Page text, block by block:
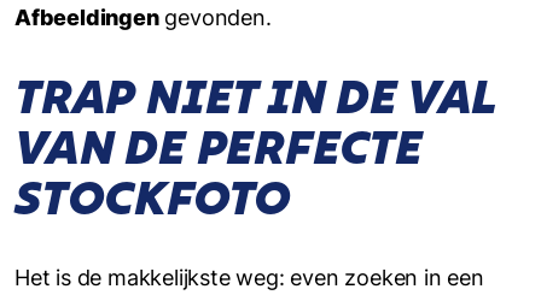
Afbeeldingengevonden.
TRAP NIET IN DE VAL
VAN DE PERFECTE
STOCKFOTO
Het is de makkelijkste weg: even zoeken in een